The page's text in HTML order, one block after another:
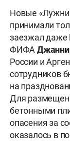
Новые
принимали
заезжал даже
ФИФА
России и
сотрудников
на
Для
бетонными
опасения за
оказалось в